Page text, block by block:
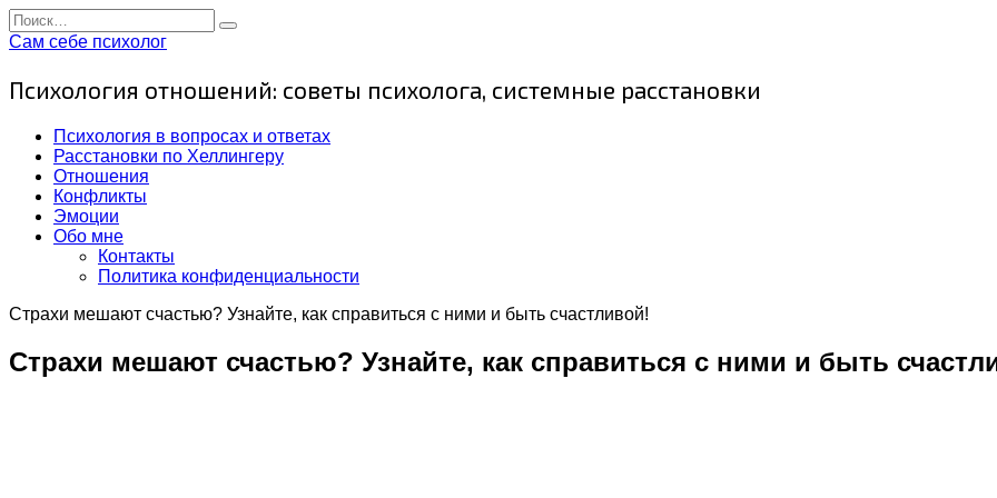
Перейти
к
Search
for:
Сам себе психолог
Психология отношений: советы психолога, системные расстановки
Психология в вопросах и ответах
Расстановки по Хеллингеру
Отношения
Конфликты
Эмоции
Обо мне
Контакты
Политика конфиденциальности
Страхи мешают счастью? Узнайте, как справиться с ними и быть счастливой!
Страхи мешают счастью? Узнайте, как справиться с ними и быть